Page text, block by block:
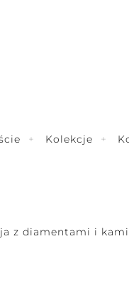
Kolekcje
z diamentami i